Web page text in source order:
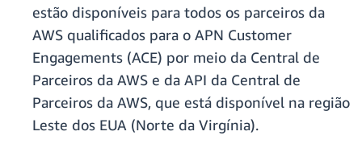
estão disponíveis para todos os parceiros da
AWS qualificados para o APN Customer
Engagements (ACE) por meio da Central de
Parceiros da AWS e da API da Central de
Parceiros da AWS, que está disponível na região
Leste dos EUA (Norte da Virgínia).